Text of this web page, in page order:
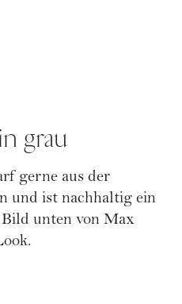
grau
gerne aus der
und ist nachhaltig ein
unten von Max